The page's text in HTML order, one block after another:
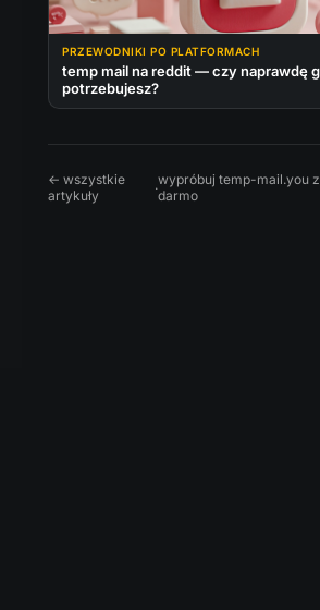
PRZEWODNIKI PO PLATFORMACH
temp mail na reddit — czy naprawdę
potrzebujesz?
← wszystkie
artykuły
·wypróbuj temp-mail.you
darmo